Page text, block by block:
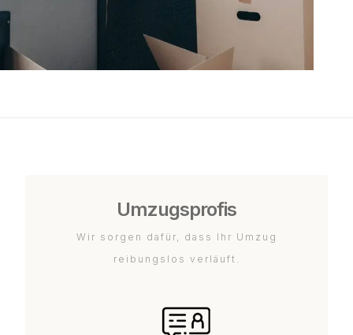
Umzugsprofis
Wir sorgen dafür, dass Ihr Umzug
reibungslos verläuft.